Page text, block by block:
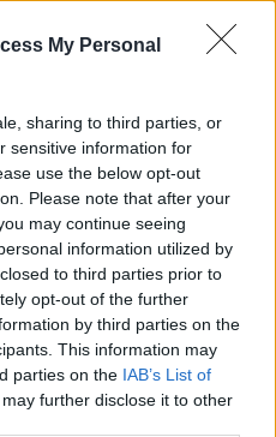
My Personal
sharing to third parties, or
sensitive information for
use the below opt-out
Please note that after your
may continue seeing
information utilized by
to third parties prior to
opt-out of the further
by third parties on the
This information may
parties on the IAB’s List of
further disclose it to other
A través de la música
la profundidad de sus
de amor genuino y
que buscan conmover
escucha.